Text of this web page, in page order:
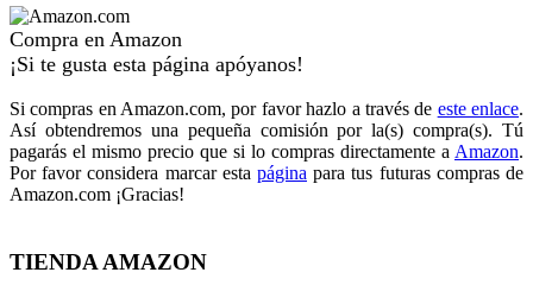
Compra en Amazon
¡Si te gusta esta página apóyanos!
Si compras en Amazon.com, por favor hazlo a través de este enlace.
Así obtendremos una pequeña comisión por la(s) compra(s). Tú
pagarás el mismo precio que si lo compras directamente a Amazon.
Por favor considera marcar esta página para tus futuras compras de
Amazon.com ¡Gracias!
TIENDA AMAZON